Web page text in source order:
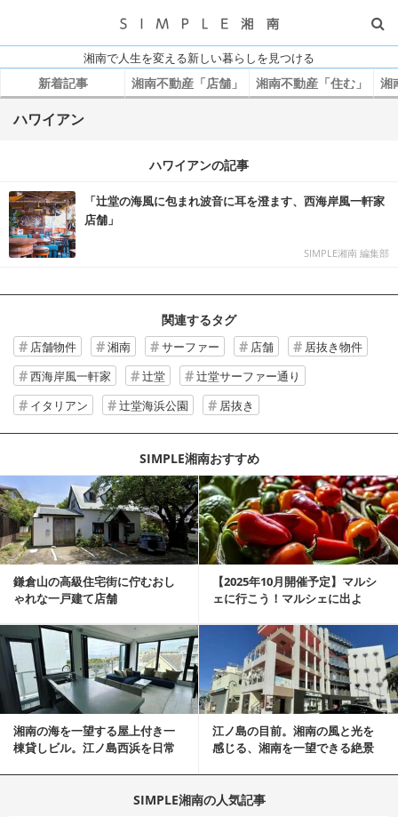
湘南で人生を変える新しい暮らしを見つける
新着記事 湘南不動産「店舗」 湘南不動産「住む」 湘
ハワイアン
ハワイアンの記事
「辻堂の海風に包まれ波音に耳を澄ます、西海岸風一軒家
店舗」
SIMPLE湘南 編集部
関連するタグ
店舗物件 湘南 サーファー 店舗
居抜き物件
西海岸風一軒家
辻堂
辻堂サーファー通り
イタリアン
辻堂海浜公園 居抜き
SIMPLE湘南おすすめ
鎌倉山の高級住宅街に佇むおし
ゃれな一戸建て店舗
【2025年10月開催予定】マルシ
ェに行こう！マルシェに出よ
記事を読む
湘南の海を一望する屋上付き一
棟貸しビル。江ノ島西浜を日常
江ノ島の目前。湘南の風と光を
感じる、湘南を一望できる絶景
記事を読む
SIMPLE湘南の人気記事